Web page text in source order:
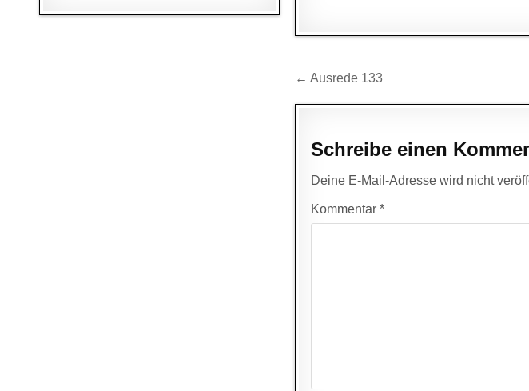
Beitragsnavigation
← Ausrede 133
Schreibe einen
Deine E-Mail-Adresse wird nicht
Kommentar*